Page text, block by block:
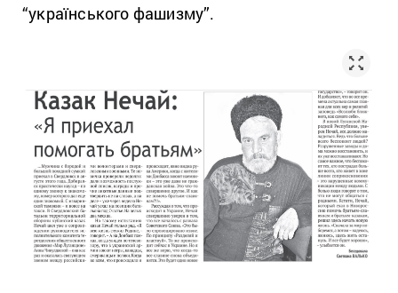
“українського фашизму”.